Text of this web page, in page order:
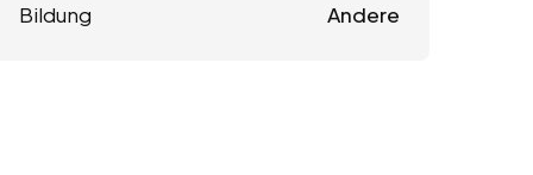
Bildung Andere